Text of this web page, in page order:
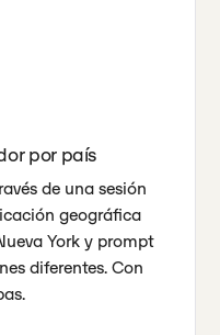
por país
de una sesión
geográfica
York y prompt
diferentes. Con